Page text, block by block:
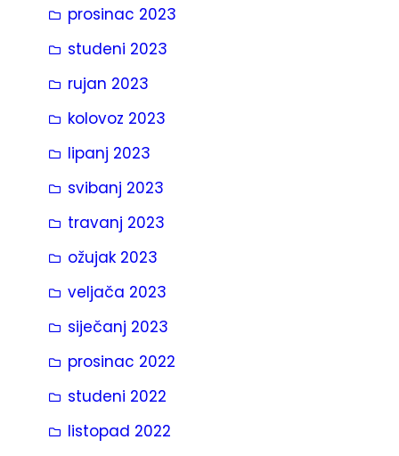
prosinac 2023
studeni 2023
rujan 2023
kolovoz 2023
lipanj 2023
svibanj 2023
travanj 2023
ožujak 2023
veljača 2023
siječanj 2023
prosinac 2022
studeni 2022
listopad 2022